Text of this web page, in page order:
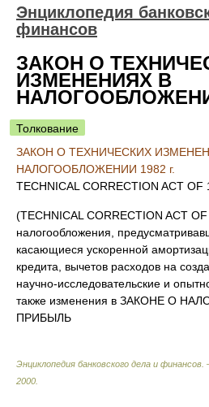
Энциклопедия
финансов
ЗАКОН О
ИЗМЕНЕНИЯХ В
Толкование
ЗАКОН О ТЕХНИЧЕСКИХ
НАЛОГООБЛОЖЕНИИ 1982 г.
TECHNICAL CORRECTION ACT OF
(TECHNICAL CORRECTION ACT
налогообложения,
касающиеся ускоренной
кредита, вычетов расходов на
научно-исследовательские и
также изменения в ЗАКОНЕ О
ПРИБЫЛЬ
Энциклопедия банковского дела и
2000